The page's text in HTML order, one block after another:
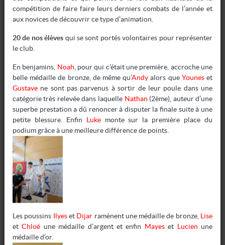
clubs de Kaysersberg et de Labaroche, dans le magnifique
d’effectifs pour les 10 clubs présents.
Ce type d’animation permet aussi aux jeunes et aux moins
jeunes qui le souhaitent, d’aider l’organisation en s’essayant à
l’arbitrage.
C’était le cas pour notre club qui a présenté
22 jeunes
pousses, ainsi queNardjesen tant que commissaire sportive
etThomas
Ce sont les benjamins qui ont commencé la journée avec des
combats parfois très serrés.
Adrien, en venant à bout de son partenaire d’entrainement
Kenza.
Nathan, Ambre et Ethan
se classent 3èmesalors que
compétition de faire faire leurs derniers combats de l’année et
aux novices de découvrir ce type d’animation.
20 de nos élèves qui se sont portés volontaires pour représenter
le club.
En benjamins, Noah, pour qui c’était une première, accroche une
belle médaille de bronze, de même qu’Andy alors que Youneset
Gustave ne sont pas parvenus à sortir de leur poule dans une
catégorie très relevée dans laquelle Nathan (2ème), auteur d’une
superbe prestation a dû renoncer à disputer la finale suite à une
petite blessure. Enfin Luke monte sur la première place du
podium grâce à une meilleure différence de points.
Les poussins Ilyeset Dijar ramènent une médaille de bronze, Lise
etChloé une médaille d’argent et enfin Mayeset Lucienune
médaille d’or.